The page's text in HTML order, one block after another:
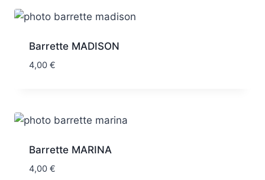
Barrette MADISON
4,00 €
Barrette MARINA
4,00 €